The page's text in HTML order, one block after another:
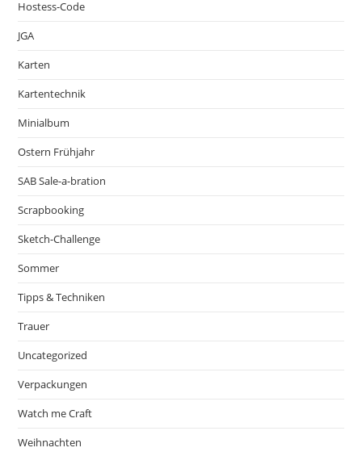
Hostess-Code
JGA
Karten
Kartentechnik
Minialbum
Ostern Frühjahr
SAB Sale-a-bration
Scrapbooking
Sketch-Challenge
Sommer
Tipps & Techniken
Trauer
Uncategorized
Verpackungen
Watch me Craft
Weihnachten